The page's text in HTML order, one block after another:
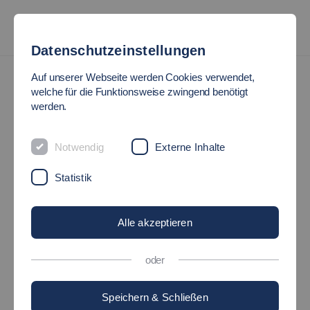
PARTNERHOCHSCHULE
SPITZENSPORT
Förderung von Spitzensportlern
©
Aufwand voraus. Um aktive Spitzensportler dabei zu
Datenschutzeinstellungen
Auf unserer Webseite werden Cookies verwendet,
welche für die Funktionsweise zwingend benötigt
werden.
Notwendig Externe Inhalte
Statistik
Alle akzeptieren
oder
Speichern & Schließen